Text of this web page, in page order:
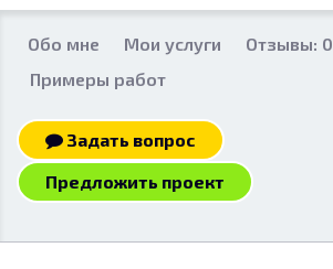
Обо мне Мои услуги
Отзывы: 0
Примеры работ
Задать вопрос
Предложить проект